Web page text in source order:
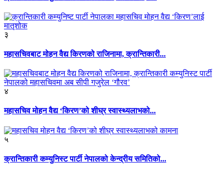
३
महासचिवबाट मोहन वैद्य किरणको राजिनामा, क्रान्तिकारी...
४
महासचिव मोहन वैद्य ‘किरण’को शीघ्र स्वास्थ्यलाभको...
५
क्रान्तिकारी कम्युनिस्ट पार्टी नेपालको केन्द्रीय समितिको...